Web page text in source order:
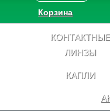
Корзина
КОНТАКТНЫЕ
ЛИНЗЫ
КАПЛИ